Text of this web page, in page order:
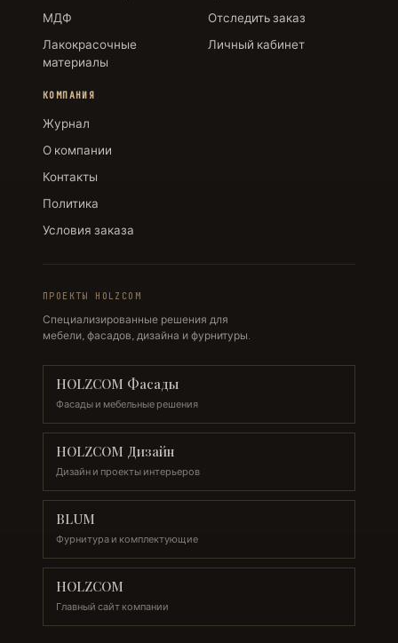
МДФ
Лакокрасочные
материалы
Отследить заказ
Личный кабинет
КОМПАНИЯ
Журнал
О компании
Контакты
Политика
Условия заказа
ПРОЕКТЫ HOLZCOM
Специализированные решения для
мебели, фасадов, дизайна и фурнитуры.
HOLZCOM Фасады
Фасады и мебельные решения
HOLZCOM Дизайн
Дизайн и проекты интерьеров
BLUM
Фурнитура и комплектующие
HOLZCOM
Главный сайт компании